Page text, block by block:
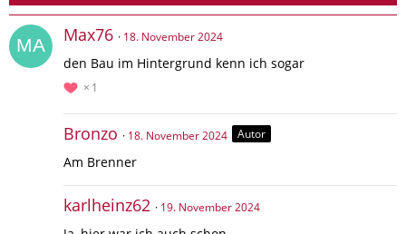
Max76 18. November 2024
den Bau im Hintergrund kenn ich sogar
1
Bronzo 18. November 2024 Autor
Am Brenner
karlheinz62 19. November 2024